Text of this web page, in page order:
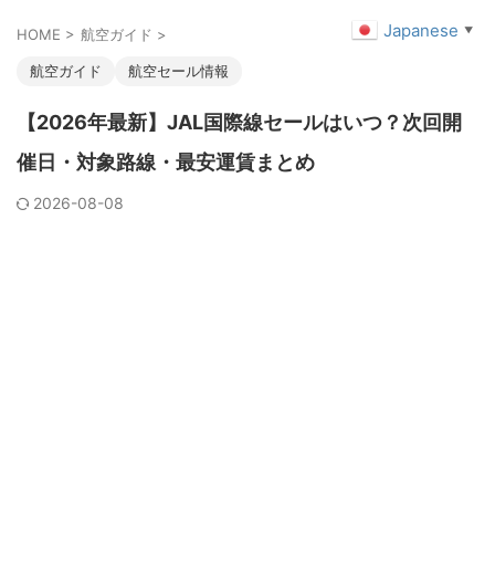
HOME > 航空ガイド >
航空ガイド 航空セール情報
【2026年最新】JAL国際線セールはいつ？次回開
催日・対象路線・最安運賃まとめ
2026-08-08
Japanese ▼